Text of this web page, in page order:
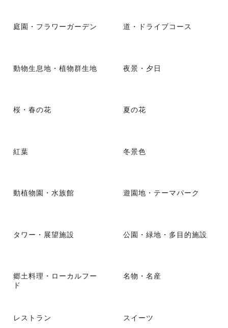
庭園・フラワーガーデン 道・ドライブコース
動物生息地・植物群生地 夜景・夕日
桜・春の花 夏の花
紅葉 冬景色
動植物園・水族館 遊園地・テーマパーク
タワー・展望施設 公園・緑地・多目的施設
郷土料理・ローカルフー
ド
名物・名産
レストラン スイーツ